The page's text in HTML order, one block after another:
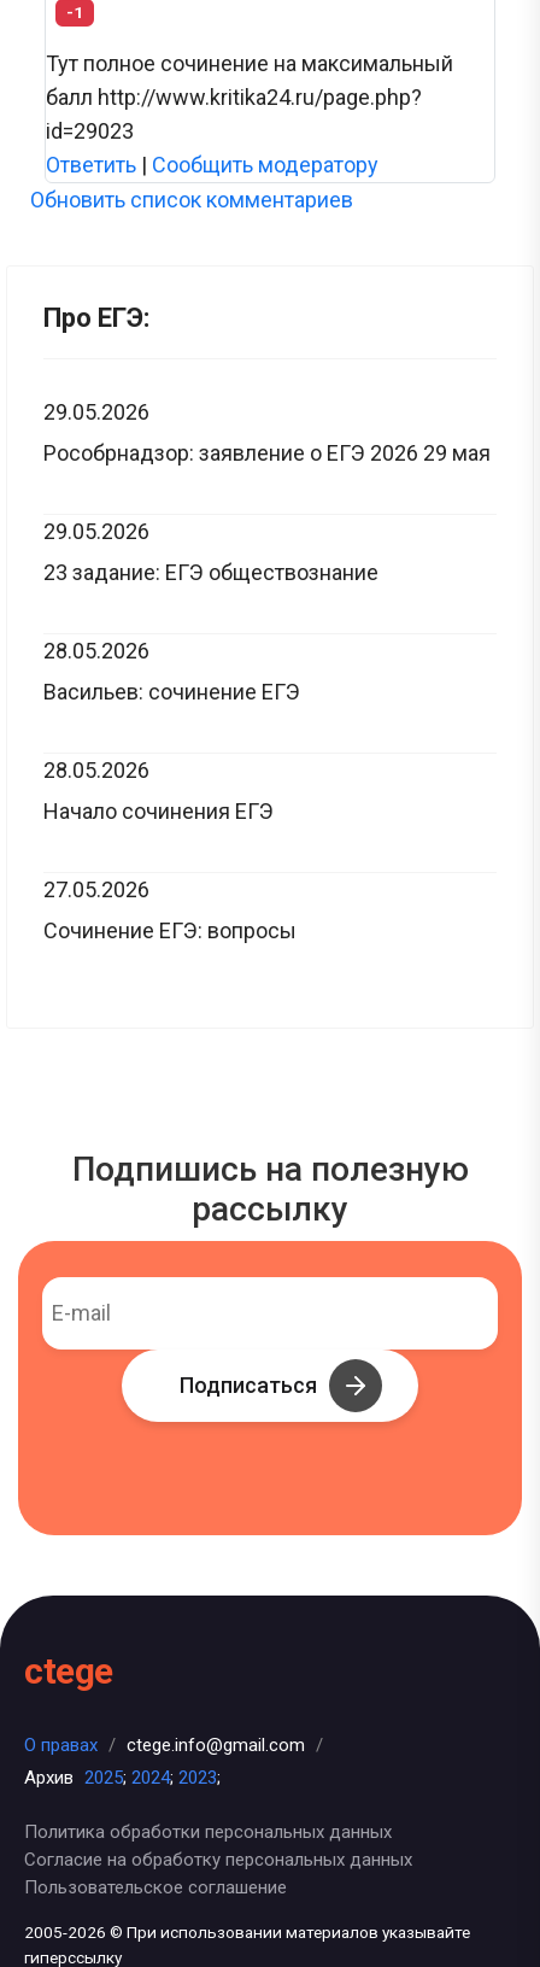
-1
Тут полное сочинение на максимальный
балл http://www.kritika24.ru/page.php?
id=29023
Ответить | Сообщить модератору
Обновить список комментариев
Про ЕГЭ:
29.05.2026
Рособрнадзор: заявление о ЕГЭ 2026 29 мая
29.05.2026
23 задание: ЕГЭ обществознание
28.05.2026
Васильев: сочинение ЕГЭ
28.05.2026
Начало сочинения ЕГЭ
27.05.2026
Сочинение ЕГЭ: вопросы
Подпишись на полезную
рассылку
Подписаться
ctege
О правах / ctege.info@gmail.com /
Архив 2025; 2024; 2023;
Политика обработки персональных данных
Согласие на обработку персональных данных
Пользовательское соглашение
2005-2026 © При использовании материалов указывайте
гиперссылку